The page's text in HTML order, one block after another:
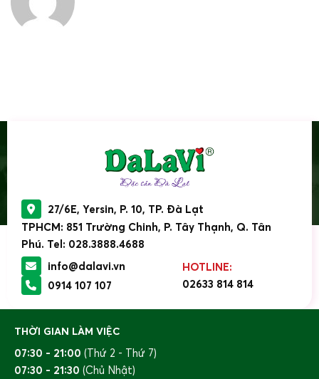
27/6E, Yersin, P. 10, TP. Đà Lạt
TPHCM: 851 Trường Chinh, P. Tây Thạnh, Q. Tân
Phú. Tel: 028.3888.4688
info@dalavi.vn
0914 107 107
HOTLINE:
02633 814 814
THỜI GIAN LÀM VIỆC
07:30 - 21:00 (Thứ 2 - Thứ 7)
07:30 - 21:30 (Chủ Nhật)